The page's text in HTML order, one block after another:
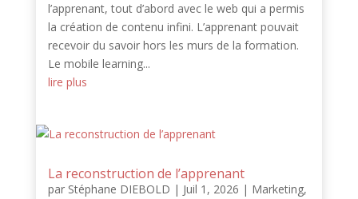
l’apprenant, tout d’abord avec le web qui a permis
la création de contenu infini. L’apprenant pouvait
recevoir du savoir hors les murs de la formation.
Le mobile learning...
lire plus
La reconstruction de l’apprenant
par Stéphane DIEBOLD | Juil 1, 2026 | Marketing,